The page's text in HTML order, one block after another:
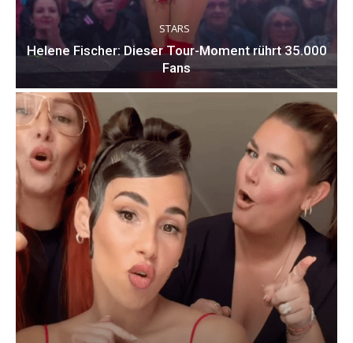
STARS
Helene Fischer: Dieser Tour-Moment rührt 35.000
Fans